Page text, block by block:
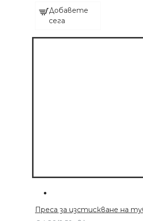
Добавете
сега
Преса за изстискване на